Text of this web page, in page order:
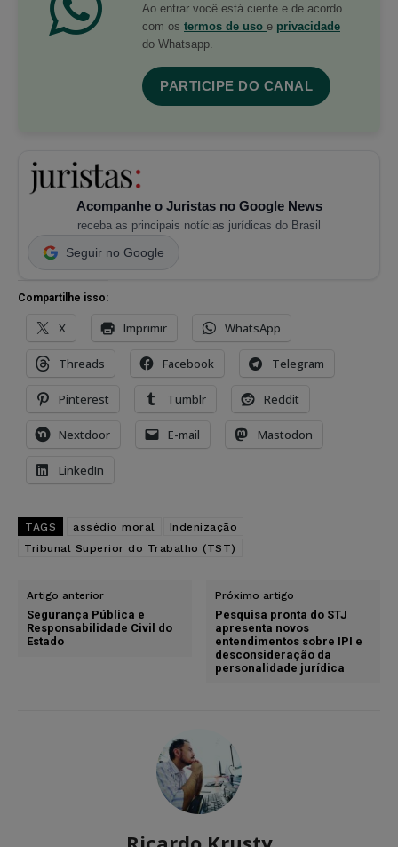
Ao entrar você está ciente e de acordo
com os termos de uso e privacidade
do Whatsapp.
PARTICIPE DO CANAL
Acompanhe o Juristas no Google News
receba as principais notícias jurídicas do Brasil
Seguir no Google
Compartilhe isso:
X Imprimir WhatsApp
Threads Facebook Telegram
Pinterest Tumblr Reddit
Nextdoor E-mail Mastodon
LinkedIn
TAGS assédio moral
Indenização
Tribunal Superior do Trabalho (TST)
Artigo anterior
Segurança Pública e
Responsabilidade Civil do
Estado
Próximo artigo
Pesquisa pronta do STJ
apresenta novos
entendimentos sobre IPI e
desconsideração da
personalidade jurídica